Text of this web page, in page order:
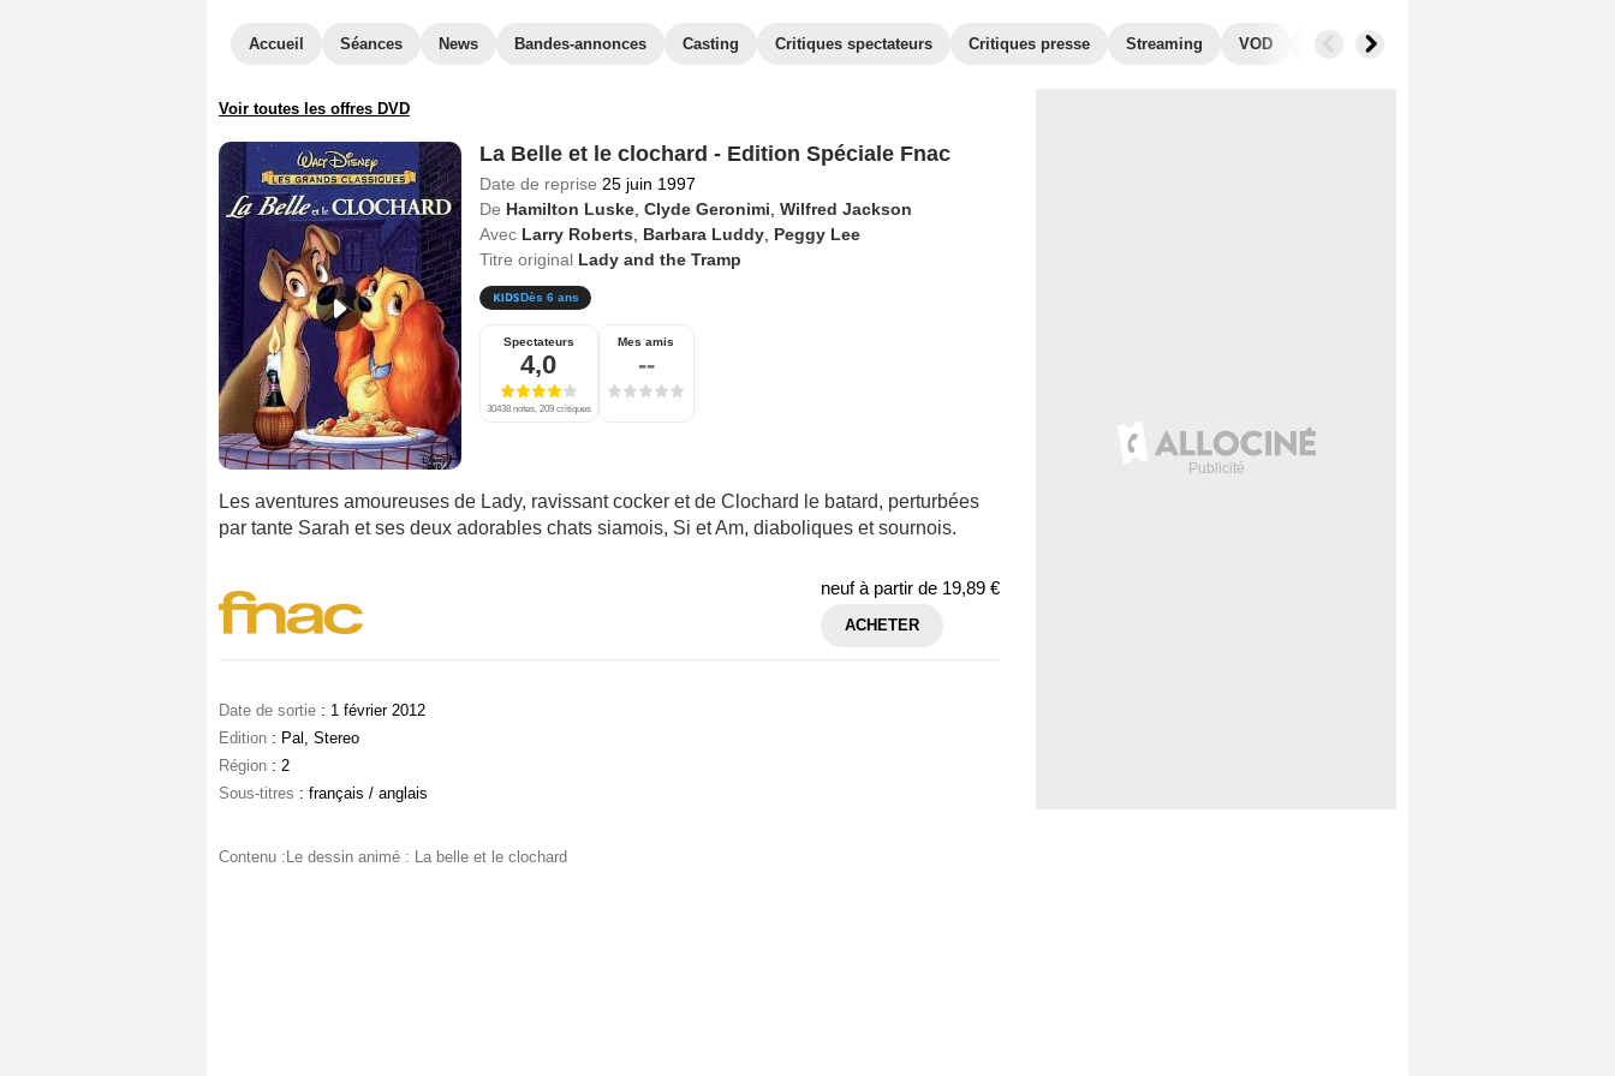
Accueil Séances News Bandes-annonces Casting Critiques spectateurs Critiques presse Streaming VOD
Voir toutes les offres DVD
La Belle et le clochard - Edition Spéciale Fnac
Date de reprise 25 juin 1997
De Hamilton Luske, Clyde Geronimi Wilfred Jackson
Avec Larry Roberts Barbara Luddy, Peggy Lee
Titre original Lady and the Tramp
Dès 6 ans
Spectateurs
4,0
30438 notes, 209 critiques
Mes amis
--
Les aventures amoureuses de Lady, ravissant cocker et de Clochard le batard, perturbées
par tante Sarah et ses deux adorables chats siamois, Si et Am, diaboliques et sournois.
neuf à partir de 19,89 €
ACHETER
Date de sortie : 1 février 2012
Edition : Pal, Stereo
Région : 2
Sous-titres : français / anglais
Contenu :Le dessin animé : La belle et le clochard